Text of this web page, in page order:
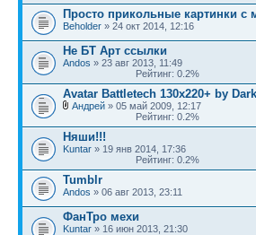
Просто прикольные картинки с
Beholder » 24 окт 2014, 12:16
Не БТ Арт ссылки
Andos » 23 авг 2013, 11:49
Рейтинг: 0.2%
Avatar Battletech 130x220+ by
Андрей » 05 май 2009, 12:17
Рейтинг: 0.2%
Няши!!!
Kuntar » 19 янв 2014, 17:36
Рейтинг: 0.2%
Tumblr
Andos » 06 авг 2013, 23:11
ФанТро мехи
Kuntar » 16 июн 2013, 21:30